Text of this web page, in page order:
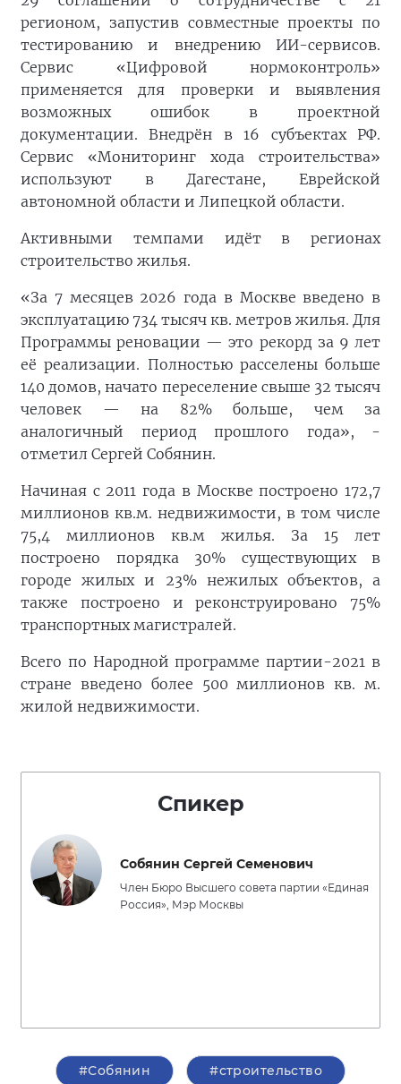
регионом, запустив совместные проекты по
тестированию и внедрению ИИ-сервисов.
Сервис «Цифровой нормоконтроль»
применяется для проверки и выявления
возможных ошибок в проектной
документации. Внедрён в 16 субъектах РФ.
Сервис «Мониторинг хода строительства»
используют в Дагестане, Еврейской
автономной области и Липецкой области.
Активными темпами идёт в регионах
строительство жилья.
«За 7 месяцев 2026 года в Москве введено в
эксплуатацию 734 тысяч кв. метров жилья. Для
Программы реновации — это рекорд за 9 лет
её реализации. Полностью расселены больше
140 домов, начато переселение свыше 32 тысяч
человек — на 82% больше, чем за
аналогичный период прошлого года», -
отметил Сергей Собянин.
Начиная с 2011 года в Москве построено 172,7
миллионов кв.м. недвижимости, в том числе
75,4 миллионов кв.м жилья. За 15 лет
построено порядка 30% существующих в
городе жилых и 23% нежилых объектов, а
также построено и реконструировано 75%
транспортных магистралей.
Всего по Народной программе партии-2021 в
стране введено более 500 миллионов кв. м.
жилой недвижимости.
Спикер
Собянин Сергей Семенович
Член Бюро Высшего совета партии «Единая
Россия», Мэр Москвы
#Собянин #строительство